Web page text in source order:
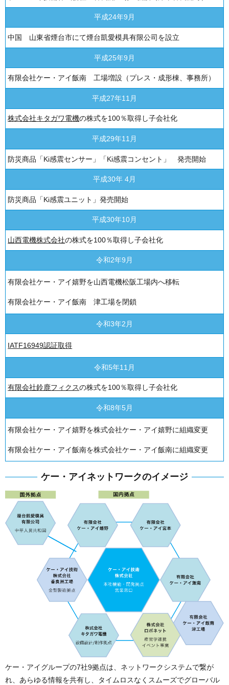
平成24年9月
中国 山東省煙台市にて煙台凱愛模具有限公司を設立
平成25年9月
有限会社ケー・アイ飯南 工場増設（プレス・成形棟、事務所）
平成27年11月
株式会社キタガワ電機の株式を100％取得し子会社化
平成29年11月
防災商品「Ki感震センサー」「Ki感震コンセント」 発売開始
平成30年 4月
防災商品「Ki感震ユニット」発売開始
平成30年10月
山西電機株式会社の株式を100％取得し子会社化
令和2年9月
有限会社ケー・アイ嬉野を山西電機松阪工場内へ移転
有限会社ケー・アイ飯南 津工場を閉鎖
令和3年2月
IATF16949認証取得
令和5年11月
有限会社鈴鹿フィクスの株式を100％取得し子会社化
令和8年5月
有限会社ケー・アイ嬉野を株式会社ケー・アイ嬉野に組織変更
有限会社ケー・アイ飯南を株式会社ケー・アイ飯南に組織変更
ケー・アイネットワークのイメージ
ケー・アイグループの7社9拠点は、ネットワークシステムで繋が
れ、あらゆる情報を共有し、タイムロスなくスムーズでグローバル